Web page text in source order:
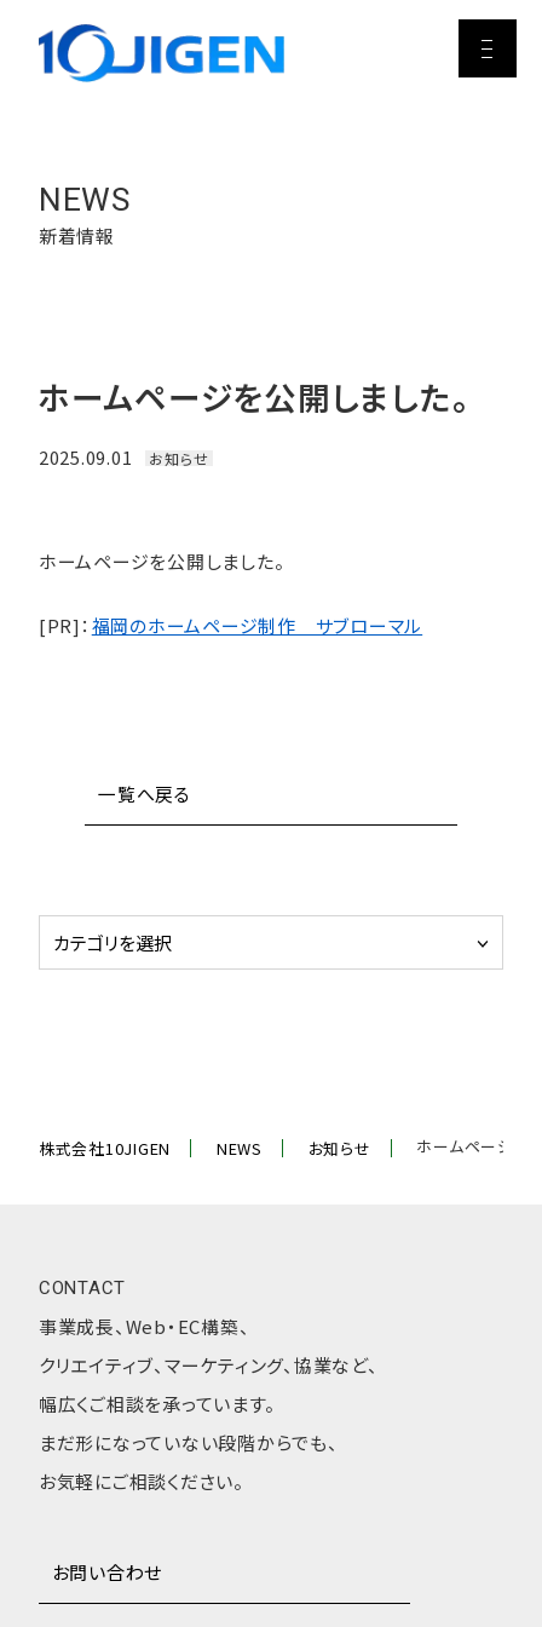
NEWS
新着情報
ホームページを公開しました。
2025.09.01 お知らせ
ホームページを公開しました。
[PR]： 福岡のホームページ制作 サブローマル
一覧へ戻る
株式会社10JIGEN NEWS お知らせ ホームページを
CONTACT
事業成長、Web・EC構築、
クリエイティブ、マーケティング、協業など、
幅広くご相談を承っています。
まだ形になっていない段階からでも、
お気軽にご相談ください。
お問い合わせ